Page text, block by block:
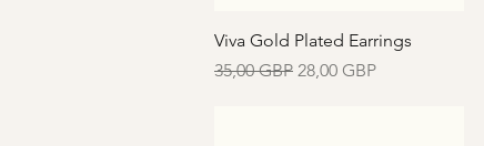
Vista rápida
Viva Gold Plated Earrings
Precio
35,00 GBP Precio de oferta
28,00 GBP